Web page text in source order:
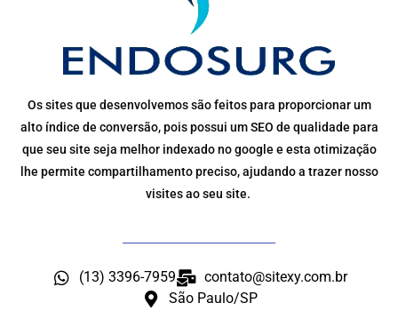
Os sites que desenvolvemos são feitos para proporcionar um
alto índice de conversão, pois possui um SEO de qualidade para
que seu site seja melhor indexado no google e esta otimização
lhe permite compartilhamento preciso, ajudando a trazer nosso
visites ao seu site.
(13) 3396-7959
contato@sitexy.com.br
São Paulo/SP